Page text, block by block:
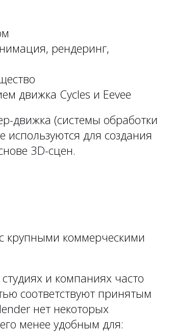
рендеринг,
движка Cycles и Eevee
движка (системы обработки
для создания
3D-сцен.
крупными коммерческими
и компаниях часто
соответствуют принятым
нет некоторых
менее удобным для: